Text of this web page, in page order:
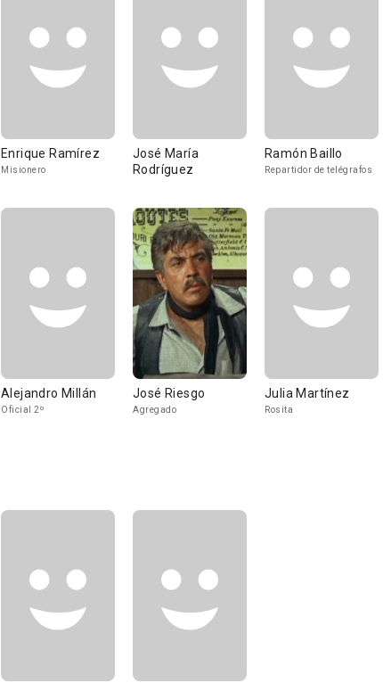
Enrique Ramírez
Misionero
José María
Rodríguez
Ramón Baillo
Repartidor de telégrafos
Alejandro Millán
Oficial 2º
José Riesgo
Agregado
Julia Martínez
Rosita